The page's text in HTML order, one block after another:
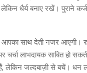
लेकिन धैर्य बनाए रखें। पुराने
साथ देती नजर आएगी।
चर्चा लाभदायक साबित हो
लेकिन जल्दबाज़ी से बचें। धन